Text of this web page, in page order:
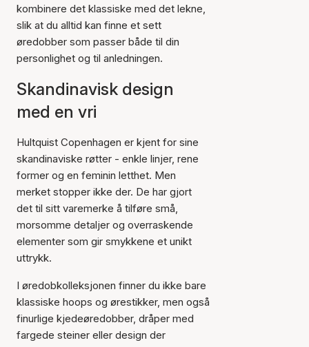
kombinere det klassiske med det lekne,
slik at du alltid kan finne et sett
øredobber som passer både til din
personlighet og til anledningen.
Skandinavisk design
med en vri
Hultquist Copenhagen er kjent for sine
skandinaviske røtter - enkle linjer, rene
former og en feminin letthet. Men
merket stopper ikke der. De har gjort
det til sitt varemerke å tilføre små,
morsomme detaljer og overraskende
elementer som gir smykkene et unikt
uttrykk.
I øredobkolleksjonen finner du ikke bare
klassiske hoops og ørestikker, men også
finurlige kjedeøredobber, dråper med
fargede steiner eller design der